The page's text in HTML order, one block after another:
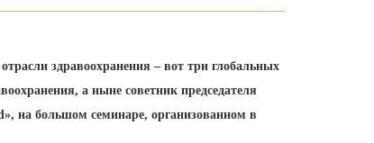
здравоохранения – вот три глобальных
а ныне советник председателя
на большом семинаре, организованном в